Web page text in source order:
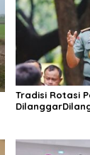
Tradisi Rotasi